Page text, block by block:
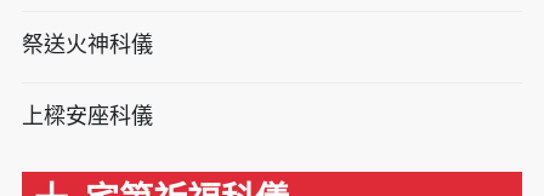
祭送火神科儀
上樑安座科儀